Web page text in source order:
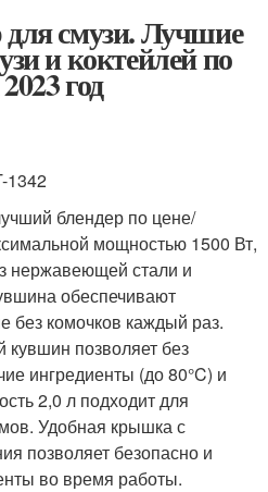
смузи. Лучшие
и коктейлей по
год
1342
блендер по цене/
мощностью 1500 Вт,
нержавеющей стали и
обеспечивают
комочков каждый раз.
кувшин позволяет без
ингредиенты (до 80°C) и
2,0 л подходит для
Удобная крышка с
позволяет безопасно и
во время работы.